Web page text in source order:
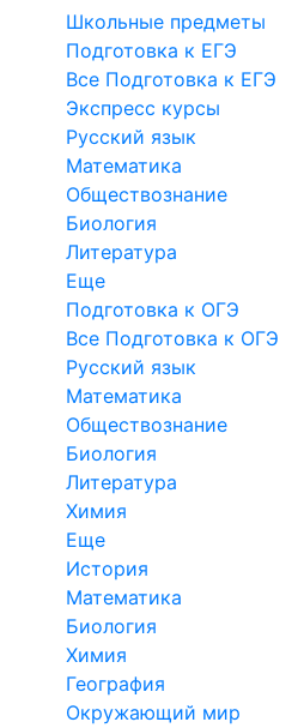
Школьные предметы
Подготовка к ЕГЭ
Все Подготовка к ЕГЭ
Экспресс курсы
Русский язык
Математика
Обществознание
Биология
Литература
Еще
Подготовка к ОГЭ
Все Подготовка к ОГЭ
Русский язык
Математика
Обществознание
Биология
Литература
Химия
Еще
История
Математика
Биология
Химия
География
Окружающий мир